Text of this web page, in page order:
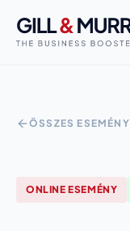
ÖSSZES ESEMÉNY
ONLINEESEMÉNY